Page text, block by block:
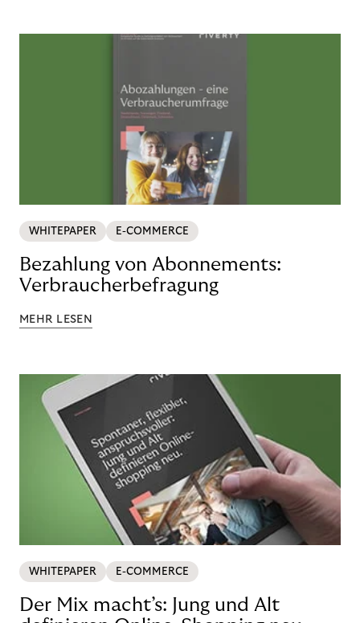
WHITEPAPER E-COMMERCE
Bezahlung von Abonnements:
Verbraucherbefragung
MEHR LESEN
WHITEPAPER E-COMMERCE
Der Mix macht’s: Jung und Alt